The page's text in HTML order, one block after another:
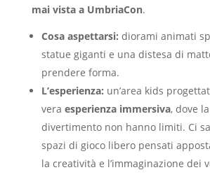
mai vista a UmbriaCon.
Cosa aspettarsi: diorami animati
statue giganti e una distesa di
prendere forma.
L’esperienza: un’area kids
vera esperienza immersiva, dove
divertimento non hanno limiti. Ci
spazi di gioco libero pensati
la creatività e l’immaginazione dei